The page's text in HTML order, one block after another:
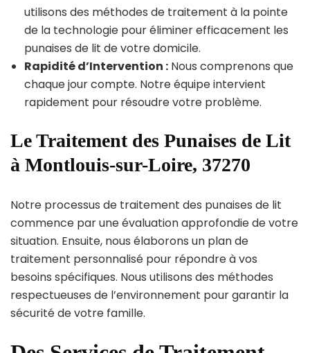
utilisons des méthodes de traitement à la pointe
de la technologie pour éliminer efficacement les
punaises de lit de votre domicile.
Rapidité d’Intervention : Nous comprenons que
chaque jour compte. Notre équipe intervient
rapidement pour résoudre votre problème.
Le Traitement des Punaises de Lit
à Montlouis-sur-Loire, 37270
Notre processus de traitement des punaises de lit
commence par une évaluation approfondie de votre
situation. Ensuite, nous élaborons un plan de
traitement personnalisé pour répondre à vos
besoins spécifiques. Nous utilisons des méthodes
respectueuses de l’environnement pour garantir la
sécurité de votre famille.